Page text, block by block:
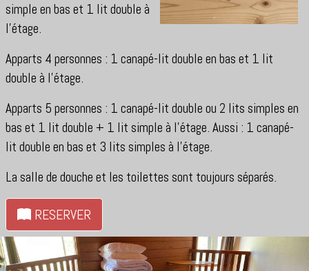
simple en bas et 1 lit double à
l'étage.
Apparts 4 personnes : 1 canapé-lit double en bas et 1 lit
double à l'étage.
Apparts 5 personnes : 1 canapé-lit double ou 2 lits simples en
bas et 1 lit double + 1 lit simple à l'étage. Aussi : 1 canapé-
lit double en bas et 3 lits simples à l'étage.
La salle de douche et les toilettes sont toujours séparés.
RESERVER